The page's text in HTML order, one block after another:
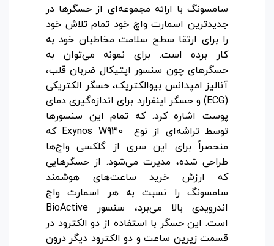
سامسونگ با ارائه مجموعه‌ای از حسگرها در
جدیدترین اسمارت واچ خود تمام تلاش خود
را برای ارتقا سطح سلامت مخاطبان خود به
کار برده است. برای نمونه می‌توان به
حسگرهای چون سنسور اپتیکال ضربان قلب،
آنالیز امپدانس بیوالکتریک، حسگر الکتریکی
(ECG) و حسگر اینفرارد برای اندازه‌گیری دمای
پوست اشاره کرد. که تمام این سنسورها
توسط تراشه‌ای از نوع Exynos W930 که
منحصراً برای این سری از گلکسی واچ‌ها
طراحی شده، مدیرت می‌شود. از حسگرهایی
که ارزش خرید ساعت‌های هوشمند
سامسونگ را نسبت به هر اسمارت واچ
اندرویدی بالا می‌برد، سنسور BioActive
است. این حسگر با استفاده از دو الکترود در
قسمت زیرین ساعت و دو الکترود دیگر درون